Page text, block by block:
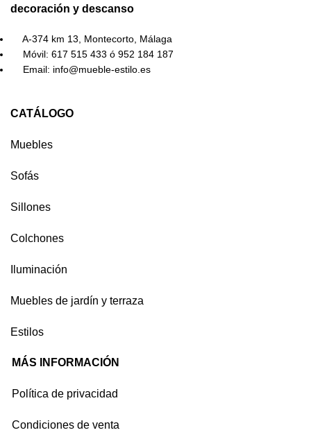
decoración y descanso
A-374 km 13, Montecorto, Málaga
Móvil: 617 515 433 ó 952 184 187
Email: info@mueble-estilo.es
CATÁLOGO
Muebles
Sofás
Sillones
Colchones
Iluminación
Muebles de jardín y terraza
Estilos
MÁS INFORMACIÓN
Política de privacidad
Condiciones de venta